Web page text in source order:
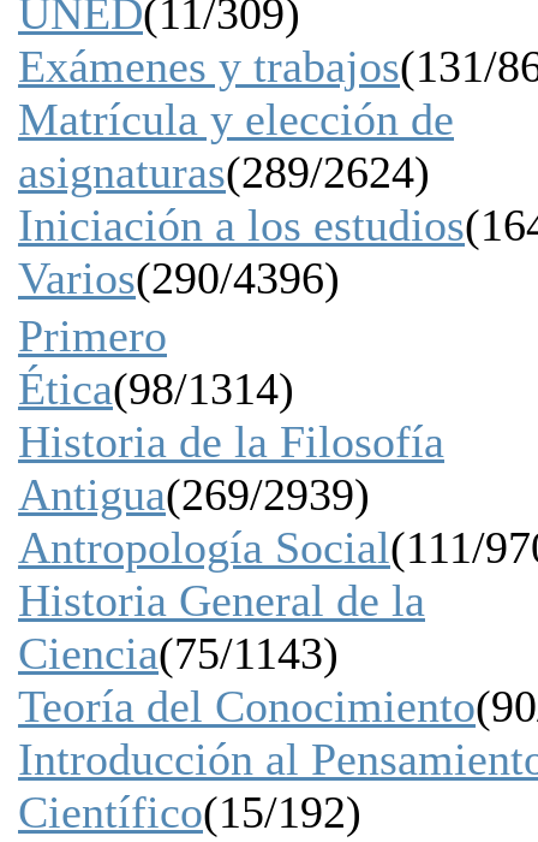
UNED(11/309)
Exámenes y trabajos(131/
Matrícula y elección de
asignaturas(289/2624)
Iniciación a los estudios
Varios(290/4396)
Primero
Ética(98/1314)
Historia de la Filosofía
Antigua(269/2939)
Antropología Social(111/
Historia General de la
Ciencia(75/1143)
Teoría del Conocimiento
Introducción al
Científico(15/192)